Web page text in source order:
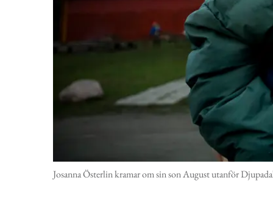
Josanna Österlin kramar om sin son August utanför